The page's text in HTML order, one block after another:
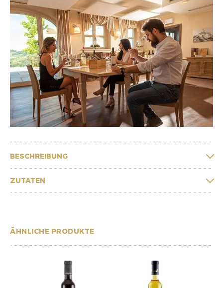
BESCHREIBUNG
ZUTATEN
ÄHNLICHE PRODUKTE